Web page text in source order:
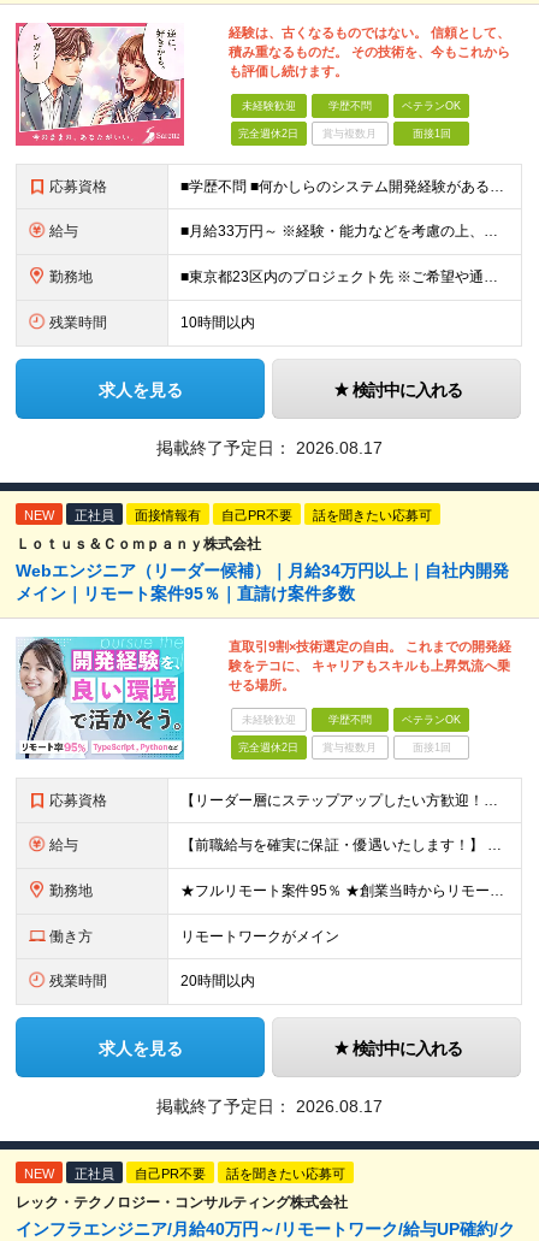
経験は、古くなるものではない。 信頼として、
積み重なるものだ。 その技術を、今もこれから
も評価し続けます。
未経験歓迎 学歴不問 ベテランOK
完全週休2日 賞与複数月 面接1回
応募資格 ■学歴不問 ■何かしらのシステム開発経験がある方(2年以上・ジャンル不問) 【活かせる経験・スキル】 基本設計までの開発経験がある方なら即戦力として活躍いただけます。 【特に活かせるスキル】 ・J
給与 ■月給33万円～ ※経験・能力などを考慮の上、当社規定により優遇します。 ※上記にはみなし残業代(25時間分5万2563円)を含みます。25時間を超える残業には別途全額残業代を支給します。 ◎通勤
勤務地 ■東京都23区内のプロジェクト先 ※ご希望や通勤時間を考慮して、配属先を決定します。 【本社】 東京都新宿区西新宿4-10-19 3階 ＼オフィス移転！デスクも心機一転アップデート！／ 全席
残業時間 10時間以内
求人を見る 検討中に入れる
掲載終了予定日： 2026.08.17
NEW 正社員 面接情報有 自己PR不要 話を聞きたい応募可
Ｌｏｔｕｓ＆Ｃｏｍｐａｎｙ株式会社
Webエンジニア（リーダー候補）｜月給34万円以上｜自社内開発
メイン｜リモート案件95％｜直請け案件多数
直取引9割×技術選定の自由。 これまでの開発経
験をテコに、 キャリアもスキルも上昇気流へ乗
せる場所。
未経験歓迎 学歴不問 ベテランOK
完全週休2日 賞与複数月 面接1回
応募資格 【リーダー層にステップアップしたい方歓迎！】 ■何かしらの開発経験をお持ちの方（言語不問） └テスター・ローコード開発のみや、 C言語での組み込み開発経験でも大歓迎です！ ■本社に出社できる方 └
給与 【前職給与を確実に保証・優遇いたします！】 ★経験・スキル・前職年収を考慮し、前職以上の提示を基本として決定します。 月給 34万円～48万円 ＋ 昇給査定年2回 ※経験・能力を考慮の上、社内規定
勤務地 ★フルリモート案件95％ ★創業当時からリモートワークに注力 勤務は自宅または中目黒オフィスが中心となります。 案件の約9割は受託開発ですが、 一部案件では首都圏のクライアント先で勤務いただく場合が
働き方 リモートワークがメイン
残業時間 20時間以内
求人を見る 検討中に入れる
掲載終了予定日： 2026.08.17
NEW 正社員 自己PR不要 話を聞きたい応募可
レック・テクノロジー・コンサルティング株式会社
インフラエンジニア/月給40万円～/リモートワーク/給与UP確約/ク